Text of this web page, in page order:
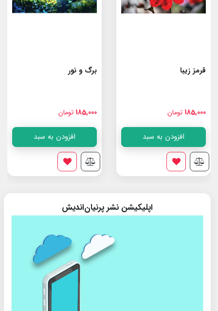
قرمز زیبا
185,000 تومان
افزودن به سبد
برگ و نور
185,000 تومان
افزودن به سبد
اپلیکیشن نشر پرنیان‌اندیش